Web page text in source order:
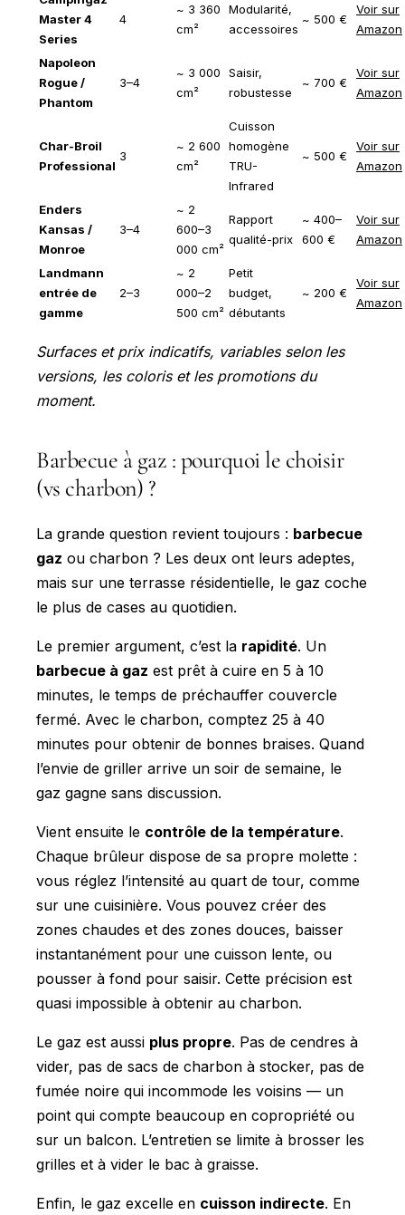
Master 4
Series
4
~ 3 360
cm²
Modularité,
accessoires
~ 500 €
Voir sur
Amazon
Napoleon
Rogue /
Phantom
3–4
~ 3 000
cm²
Saisir,
robustesse
~ 700 €
Voir sur
Amazon
Char-Broil
Professional
3
~ 2 600
cm²
Cuisson
homogène
TRU-
Infrared
~ 500 €
Voir sur
Amazon
Enders
Kansas /
Monroe
3–4
~ 2
600–3
000 cm²
Rapport
qualité-prix
~ 400–
600 €
Voir sur
Amazon
Landmann
entrée de
gamme
2–3
~ 2
000–2
500 cm²
Petit
budget,
débutants
~ 200 €
Voir sur
Amazon
Surfaces et prix indicatifs, variables selon les
versions, les coloris et les promotions du
moment.
Barbecue à gaz : pourquoi le choisir
(vs charbon) ?
La grande question revient toujours : barbecue
gaz ou charbon ? Les deux ont leurs adeptes,
mais sur une terrasse résidentielle, le gaz coche
le plus de cases au quotidien.
Le premier argument, c’est la rapidité. Un
barbecue à gaz est prêt à cuire en 5 à 10
minutes, le temps de préchauffer couvercle
fermé. Avec le charbon, comptez 25 à 40
minutes pour obtenir de bonnes braises. Quand
l’envie de griller arrive un soir de semaine, le
gaz gagne sans discussion.
Vient ensuite le contrôle de la température.
Chaque brûleur dispose de sa propre molette :
vous réglez l’intensité au quart de tour, comme
sur une cuisinière. Vous pouvez créer des
zones chaudes et des zones douces, baisser
instantanément pour une cuisson lente, ou
pousser à fond pour saisir. Cette précision est
quasi impossible à obtenir au charbon.
Le gaz est aussi plus propre. Pas de cendres à
vider, pas de sacs de charbon à stocker, pas de
fumée noire qui incommode les voisins — un
point qui compte beaucoup en copropriété ou
sur un balcon. L’entretien se limite à brosser les
grilles et à vider le bac à graisse.
Enfin, le gaz excelle en cuisson indirecte. En